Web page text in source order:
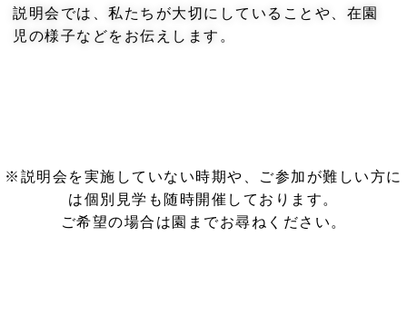
説明会では、私たちが大切にしていることや、在園
児の様子などをお伝えします。
※説明会を実施していない時期や、ご参加が難しい方に
は個別見学も随時開催しております。
ご希望の場合は園までお尋ねください。